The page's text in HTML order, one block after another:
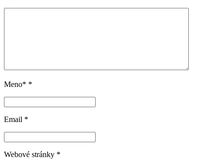
Meno* *
Email *
Webové stránky *